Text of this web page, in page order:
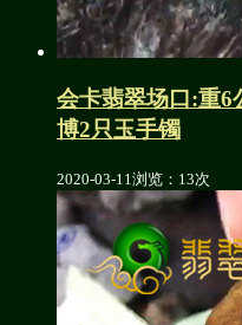
会卡翡翠场口:重6
博2只玉手镯
2020-03-11浏览：13次